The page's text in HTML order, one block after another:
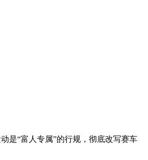
是“富人专属”的行规，彻底改写赛车